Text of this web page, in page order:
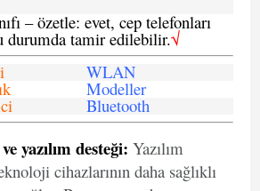
– özetle: evet, cep telefonları
durumda tamir edilebilir.√
WLAN
Modeller
Bluetooth
yazılım desteği: Yazılım
cihazlarının daha sağlıklı